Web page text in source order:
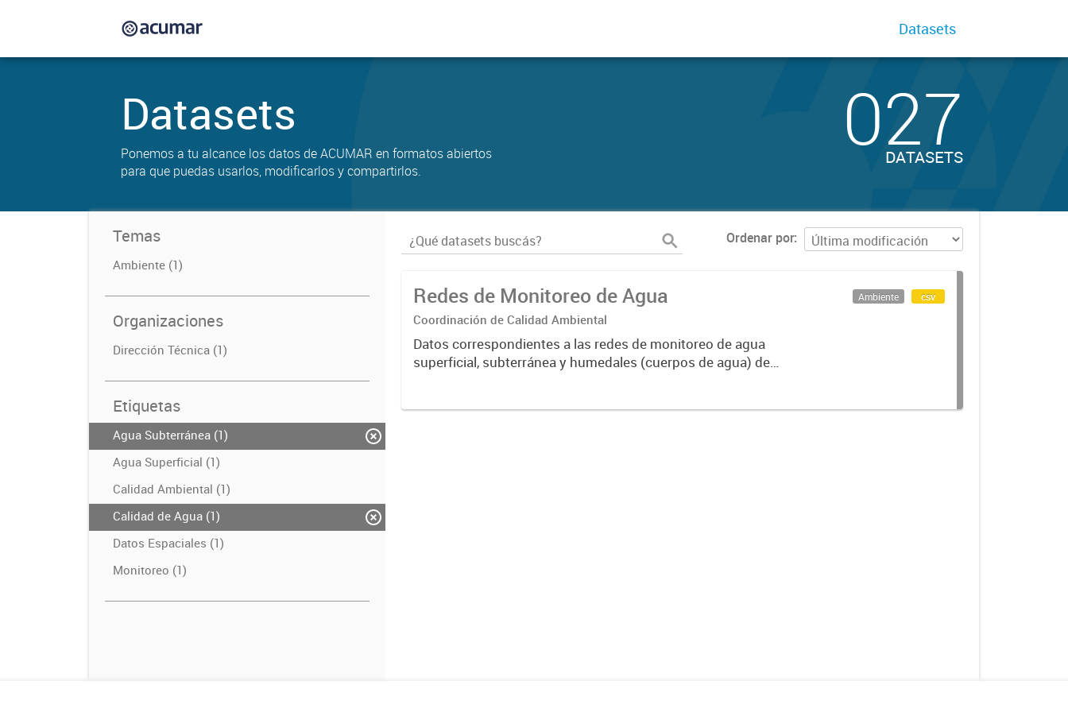
Datasets
Datasets
Ponemos a tu alcance los datos de ACUMAR en formatos abiertos
para que puedas usarlos, modificarlos y compartirlos.
027
DATASETS
Temas
Ambiente (1)
Organizaciones
Dirección Técnica (1)
Etiquetas
Agua Subterránea (1)
Agua Superficial (1)
Calidad Ambiental (1)
Calidad de Agua (1)
Datos Espaciales (1)
Monitoreo (1)
Ordenar por
Redes de Monitoreo de Agua
Coordinación de Calidad Ambiental
Datos correspondientes a las redes de monitoreo de agua
superficial, subterránea y humedales (cuerpos de agua) de
Ambiente csv